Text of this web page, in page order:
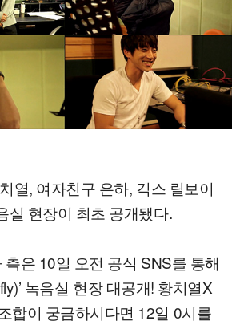
열, 여자친구 은하, 긱스 릴보이
실 현장이 최초 공개됐다.
측은 10일 오전 공식 SNS를 통해
녹음실 현장 대공개! 황치열X
합이 궁금하시다면 12일 0시를